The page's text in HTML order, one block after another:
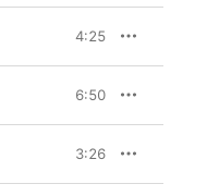
4:25
6:50
3:26